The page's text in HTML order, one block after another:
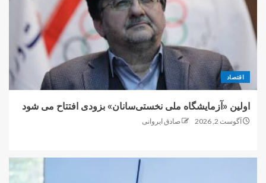
اقتصاد
اولین «آزمایشگاه ملی نخستی‌سانان» بزودی افتتاح می شود
آگوست 2, 2026 صادق ایروانی